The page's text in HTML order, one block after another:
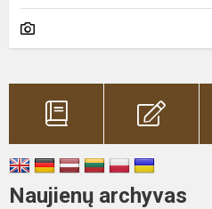
Naujienų archyvas